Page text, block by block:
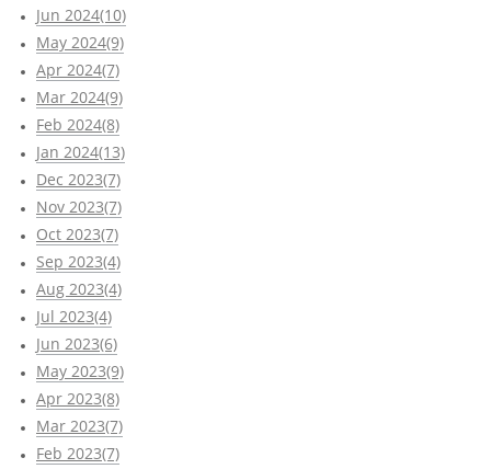
Jun 2024(10)
May 2024(9)
Apr 2024(7)
Mar 2024(9)
Feb 2024(8)
Jan 2024(13)
Dec 2023(7)
Nov 2023(7)
Oct 2023(7)
Sep 2023(4)
Aug 2023(4)
Jul 2023(4)
Jun 2023(6)
May 2023(9)
Apr 2023(8)
Mar 2023(7)
Feb 2023(7)